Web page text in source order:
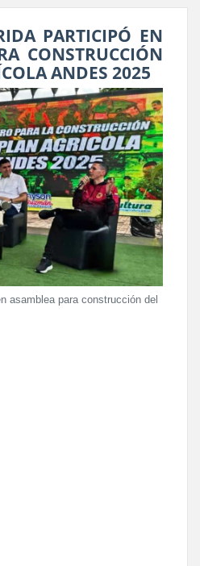
PARTICIPÓ EN
CONSTRUCCIÓN
ANDES 2025
asamblea para construcción del